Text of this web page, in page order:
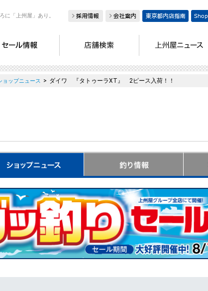
に「上州屋」あり。
ョップニュース > ダイワ 『タトゥーラXT』 2ピース入荷！！